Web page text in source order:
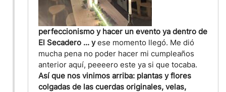
perfeccionismo y hacer un evento ya dentro de
El Secadero ... yese momento llegó. Me dió
mucha pena no poder hacer mi cumpleaños
anterior aquí, peeeero este ya si que tocaba.
Así que nos vinimos arriba: plantas y flores
colgadas de las cuerdas originales, velas,